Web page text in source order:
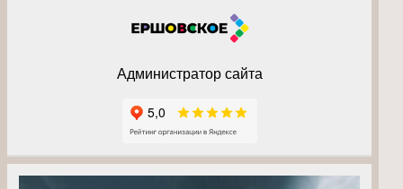
Администратор сайта